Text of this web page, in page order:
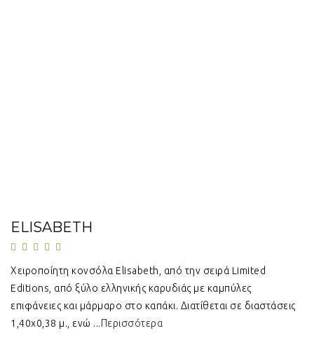
ELISABETH
Χειροποίητη κονσόλα Elisabeth, από την σειρά Limited
Editions, από ξύλο ελληνικής καρυδιάς με καμπύλες
επιφάνειες και μάρμαρο στο καπάκι. Διατίθεται σε διαστάσεις
1,40x0,38 μ., ενώ ... Περισσότερα